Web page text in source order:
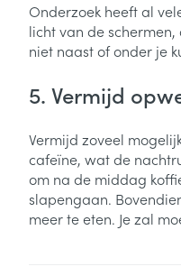
Onderzoek heeft al
licht van de
niet naast of onder je
5. Vermijd
Vermijd zoveel
cafeïne, wat de
om na de middag
slapengaan.
meer te eten. Je zal